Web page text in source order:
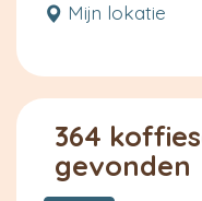
Mijn lokatie
364
gevonden